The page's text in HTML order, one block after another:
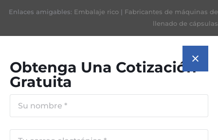
Enlaces amigables: Embalaje rico | Fabricantes de máquinas de
llenado de cápsulas
Obtenga Una Cotización
Gratuita